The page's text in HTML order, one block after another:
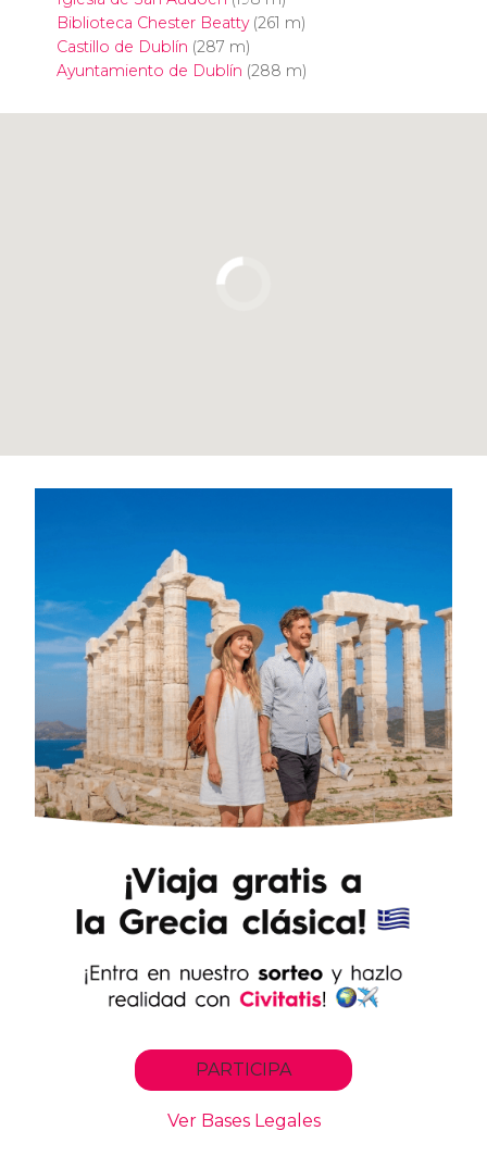
Biblioteca Chester Beatty(261 m)
Castillo de Dublín (287 m)
Ayuntamiento de Dublín (288 m)